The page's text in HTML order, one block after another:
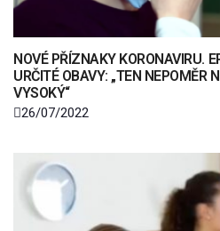
NOVÉ PŘÍZNAKY KORONAVIRU.
URČITÉ OBAVY: „TEN NEPOMĚR
VYSOKÝ“
26/07/2022